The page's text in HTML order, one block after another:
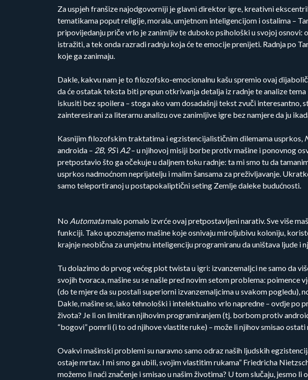
Za uspjeh franšize najodgovorniji je glavni direktor igre, kreativni
tematikama poput religije, morala, umjetnom inteligencijom i ostalima –
pripovijedanju priče vrlo je zanimljiv te duboko psihološki u svojoj
istražiti, a tek onda razradi radnju koja će te emocije prenijeti. Radnja po
koje ga zanimaju.
Dakle, kakvu nam je to filozofsko-emocionalnu kašu spremio ovaj
da će ostatak teksta biti prepun otkrivanja detalja iz radnje te analize tema
iskusiti bez spoilera – stoga ako vam dosadašnji tekst zvuči interesantno,
zainteresirani za literarnu analizu ove zanimljive igre bez namjere da ju
Kasnijim filozofskim traktatima i egzistencijalističnim dilemama usprkos,
androida – 2B, 9Si A2– u njihovoj misiji borbe protiv mašine i ponovnog
pretpostavio što ga očekuje u daljnem toku radnje: ta mi smo tu da
usprkos nadmoćnom neprijatelju i malim šansama za preživljavanje.
samo teleportiranoj u postapokaliptični seting Zemlje daleke budućnosti.
No Automatamalo pomalo izvrće ovaj pretpostavljeni narativ. Sve više
funkciji. Tako upoznajemo mašine koje osnivaju miroljubivu koloniju,
krajnje neobična za umjetnu inteligenciju programiranu da uništava ljude i
Tu dolazimo do prvog većeg plot twista u igri: izvanzemaljci ne samo da
svojih tvoraca, mašine su se našle pred novim setom problema:
(do te mjere da su postali superiorni izvanzemaljcima u svakom pogledu),
Dakle, mašine se, iako tehnološki i intelektualno vrlo napredne – ovdje
života? Je li on limitiran njihovim programiranjem (tj. borbom protiv
“bogovi” pomrli (i to od njihove vlastite ruke) – može li njihov smisao
Ovakvi mašinski problemi su naravno samo odraz naših ljudskih
ostaje mrtav. I mi smo ga ubili, svojim vlastitim rukama” Friedricha
možemo li naći značenje i smisao u našim životima? U tom slučaju, jesmo